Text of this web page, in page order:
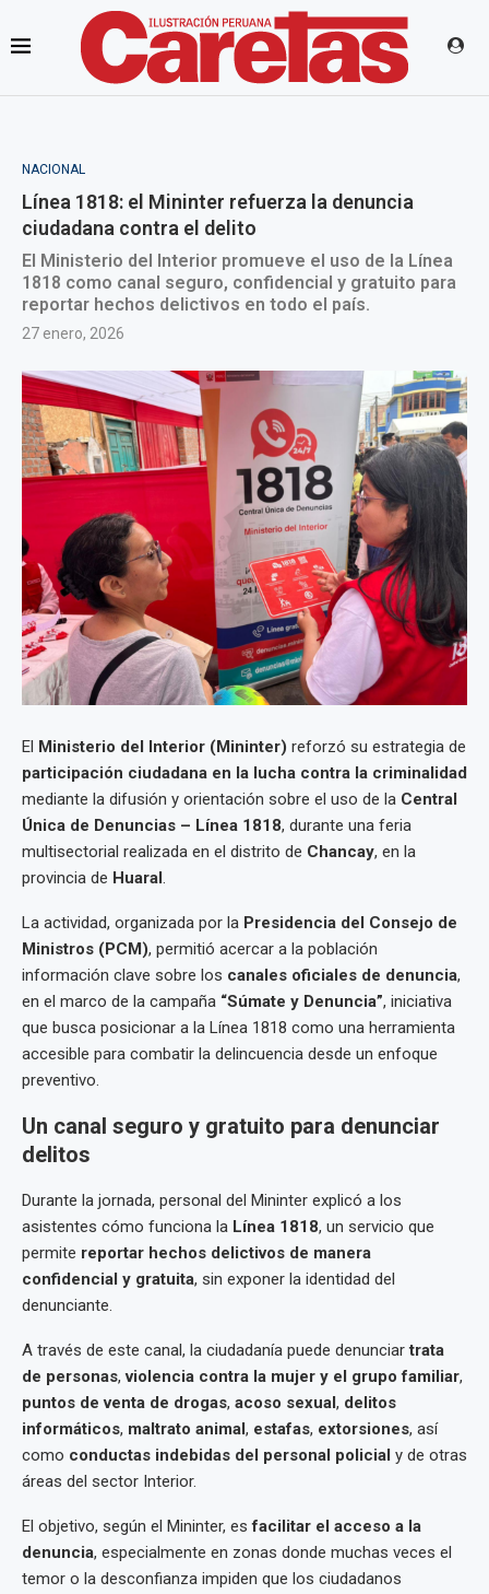
NACIONAL
Línea 1818: el Mininter refuerza la denuncia
ciudadana contra el delito
El Ministerio del Interior promueve el uso de la Línea
1818 como canal seguro, confidencial y gratuito para
reportar hechos delictivos en todo el país.
27 enero, 2026
El Ministerio del Interior (Mininter) reforzó su estrategia de
participación ciudadana en la lucha contra la criminalidad
mediante la difusión y orientación sobre el uso de la Central
Única de Denuncias – Línea 1818, durante una feria
multisectorial realizada en el distrito de Chancay, en la
provincia de Huaral.
La actividad, organizada por la Presidencia del Consejo de
Ministros (PCM), permitió acercar a la población
información clave sobre los canales oficiales de denuncia,
en el marco de la campaña “Súmate y Denuncia”, iniciativa
que busca posicionar a la Línea 1818 como una herramienta
accesible para combatir la delincuencia desde un enfoque
preventivo.
Un canal seguro y gratuito para denunciar
delitos
Durante la jornada, personal del Mininter explicó a los
asistentes cómo funciona la Línea 1818, un servicio que
permite reportar hechos delictivos de manera
confidencial y gratuita, sin exponer la identidad del
denunciante.
A través de este canal, la ciudadanía puede denunciartrata
de personas,violencia contra la mujer y el grupo familiar,
puntos de venta de drogas, acoso sexual, delitos
informáticos, maltrato animal, estafas, extorsiones, así
como conductas indebidas del personal policial y de otras
áreas del sector Interior.
El objetivo, según el Mininter, esfacilitar el acceso a la
denuncia, especialmente en zonas donde muchas veces el
temor o la desconfianza impiden que los ciudadanos